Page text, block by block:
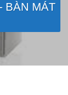
BÀN MÁT